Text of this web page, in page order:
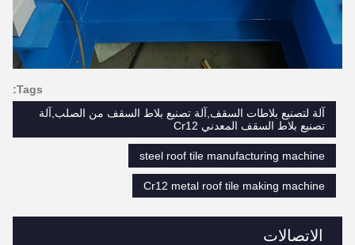
الاتصالات
Tags:
آلة لتصنيع بلاطات السقف,آلة تصنيع بلاط السقف من الصلب,آلة
تصنيع بلاط السقف المعدني Cr12
steel roof tile manufacturing machine
Cr12 metal roof tile making machine